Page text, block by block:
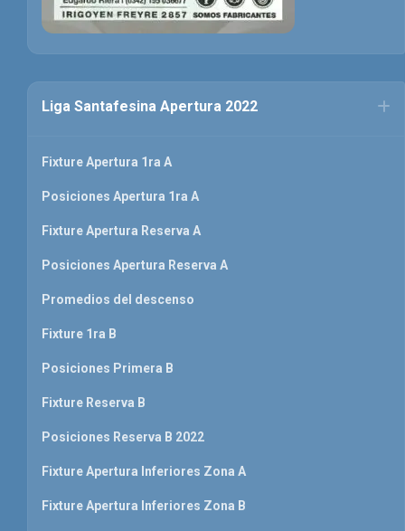
Liga Santafesina Apertura 2022
Fixture Apertura 1ra A
Posiciones Apertura 1ra A
Fixture Apertura Reserva A
Posiciones Apertura Reserva A
Promedios del descenso
Fixture 1ra B
Posiciones Primera B
Fixture Reserva B
Posiciones Reserva B 2022
Fixture Apertura Inferiores Zona A
Fixture Apertura Inferiores Zona B